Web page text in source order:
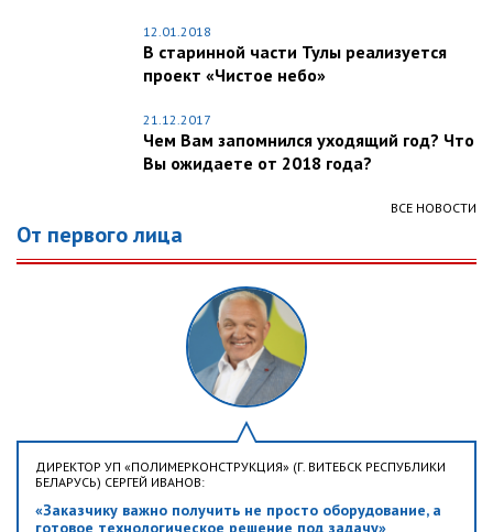
12.01.2018
В старинной части Тулы реализуется
проект «Чистое небо»
21.12.2017
Чем Вам запомнился уходящий год? Что
Вы ожидаете от 2018 года?
ВСЕ НОВОСТИ
От первого лица
ДИРЕКТОР УП «ПОЛИМЕРКОНСТРУКЦИЯ» (Г. ВИТЕБСК РЕСПУБЛИКИ
БЕЛАРУСЬ) СЕРГЕЙ ИВАНОВ:
«Заказчику важно получить не просто оборудование, а
готовое технологическое решение под задачу»